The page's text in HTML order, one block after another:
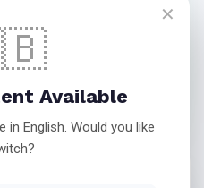
için
✕
Available
in English. Would you like